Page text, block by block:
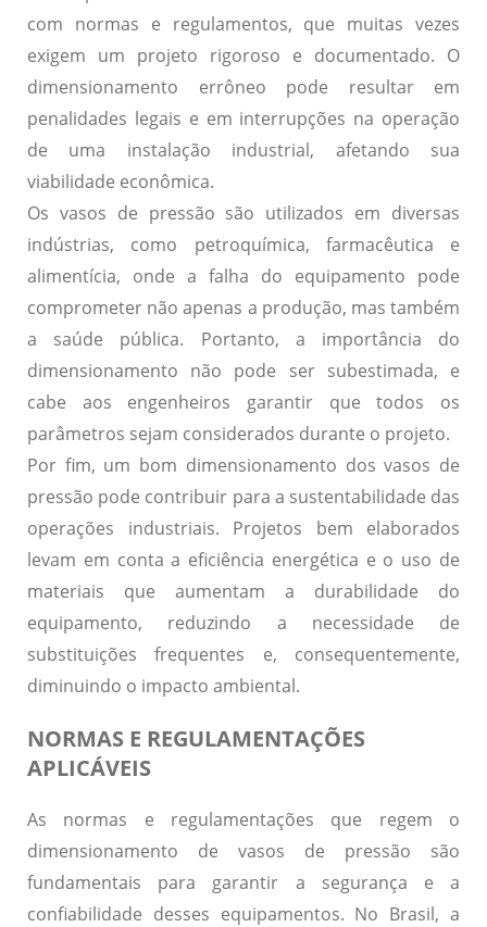
com normas e regulamentos, que muitas vezes
exigem um projeto rigoroso e documentado. O
dimensionamento errôneo pode resultar em
penalidades legais e em interrupções na operação
de uma instalação industrial, afetando sua
viabilidade econômica.
Os vasos de pressão são utilizados em diversas
indústrias, como petroquímica, farmacêutica e
alimentícia, onde a falha do equipamento pode
comprometer não apenas a produção, mas também
a saúde pública. Portanto, a importância do
dimensionamento não pode ser subestimada, e
cabe aos engenheiros garantir que todos os
parâmetros sejam considerados durante o projeto.
Por fim, um bom dimensionamento dos vasos de
pressão pode contribuir para a sustentabilidade das
operações industriais. Projetos bem elaborados
levam em conta a eficiência energética e o uso de
materiais que aumentam a durabilidade do
equipamento, reduzindo a necessidade de
substituições frequentes e, consequentemente,
diminuindo o impacto ambiental.
NORMAS E REGULAMENTAÇÕES
APLICÁVEIS
As normas e regulamentações que regem o
dimensionamento de vasos de pressão são
fundamentais para garantir a segurança e a
confiabilidade desses equipamentos. No Brasil, a